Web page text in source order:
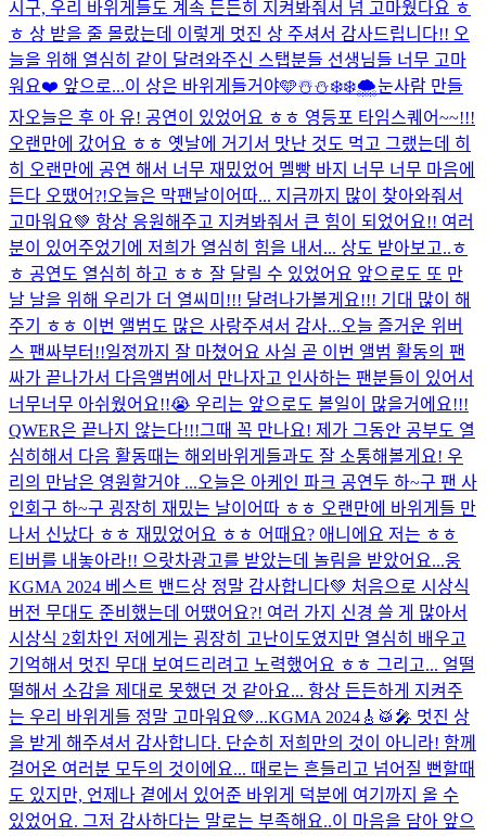
시구, 우리 바위게들도 계속 든든히 지켜봐줘서 넘 고마웠다요 ㅎ
ㅎ 상 받을 줄 몰랐는데 이렇게 멋진 상 주셔서 감사드립니다!! 오
늘을 위해 열심히 같이 달려와주신 스탭분들 선생님들 너무 고마
워요❤️ 앞으로...이 상은 바위게들거야🩵☃️⛄️❄️❄️🌨️눈사람 만들
자오늘은 후 아 유! 공연이 있었어요 ㅎㅎ 영등포 타임스퀘어~~!!!
오랜만에 갔어요 ㅎㅎ 옛날에 거기서 맛난 것도 먹고 그랬는데 히
히 오랜만에 공연 해서 너무 재밌었어 멜빵 바지 너무 너무 마음에
든다 오땠어?!오늘은 막팬날이어따... 지금까지 많이 찾아와줘서
고마워요💚 항상 응원해주고 지켜봐줘서 큰 힘이 되었어요!! 여러
분이 있어주었기에 저희가 열심히 힘을 내서... 상도 받아보고..ㅎ
ㅎ 공연도 열심히 하고 ㅎㅎ 잘 달릴 수 있었어요 앞으로도 또 만
날 날을 위해 우리가 더 열씨미!!! 달려나가볼게요!!! 기대 많이 해
주기 ㅎㅎ 이번 앨범도 많은 사랑주셔서 감사...오늘 즐거운 위버
스 팬싸부터!!일정까지 잘 마쳤어요 사실 곧 이번 앨범 활동의 팬
싸가 끝나가서 다음앨범에서 만나자고 인사하는 팬분들이 있어서
너무너무 아쉬웠어요!!😭 우리는 앞으로도 볼일이 많을거에요!!!
QWER은 끝나지 않는다!!!그때 꼭 만나요! 제가 그동안 공부도 열
심히해서 다음 활동때는 해외바위게들과도 잘 소통해볼게요! 우
리의 만남은 영원할거야 ...오늘은 아케인 파크 공연두 하~구 팬 사
인회구 하~구 굉장히 재밌는 날이어따 ㅎㅎ 오랜만에 바위게들 만
나서 신났다 ㅎㅎ 재밌었어요 ㅎㅎ 어때요? 애니에요 저는 ㅎㅎ
티버를 내놓아라!! 으랏차광고를 받았는데 놀림을 받았어요...웅
KGMA 2024 베스트 밴드상 정말 감사합니다💚 처음으로 시상식
버전 무대도 준비했는데 어땠어요?! 여러 가지 신경 쓸 게 많아서
시상식 2회차인 저에게는 굉장히 고난이도였지만 열심히 배우고
기억해서 멋진 무대 보여드리려고 노력했어요 ㅎㅎ 그리고... 얼떨
떨해서 소감을 제대로 못했던 것 같아요... 항상 든든하게 지켜주
는 우리 바위게들 정말 고마워요💚...KGMA 2024🎸🥁🎤 멋진 상
을 받게 해주셔서 감사합니다. 단순히 저희만의 것이 아니라! 함께
걸어온 여러분 모두의 것이에요... 때로는 흔들리고 넘어질 뻔할때
도 있지만, 언제나 곁에서 있어준 바위게 덕분에 여기까지 올 수
있었어요. 그저 감사하다는 말로는 부족해요..이 마음을 담아 앞으